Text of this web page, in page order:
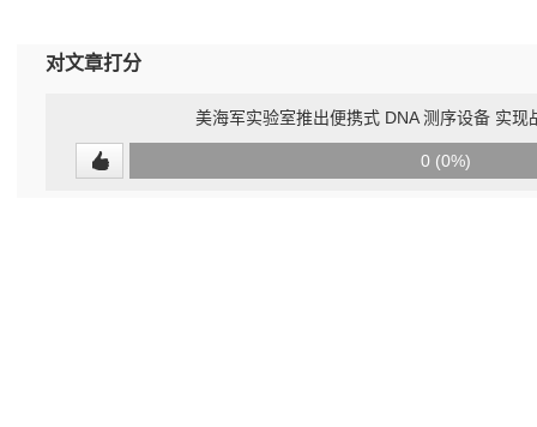
对文章打分
美海军实验室推出便携式 DNA 测序设备 实现
0 (0%)